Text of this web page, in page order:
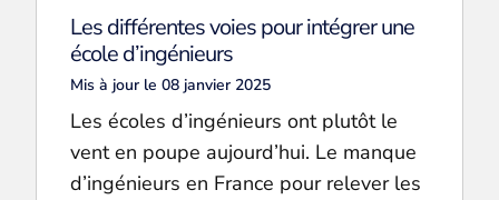
Les différentes voies pour intégrer une
école d’ingénieurs
Mis à jour le 08 janvier 2025
Les écoles d’ingénieurs ont plutôt le
vent en poupe aujourd’hui. Le manque
d’ingénieurs en France pour relever les